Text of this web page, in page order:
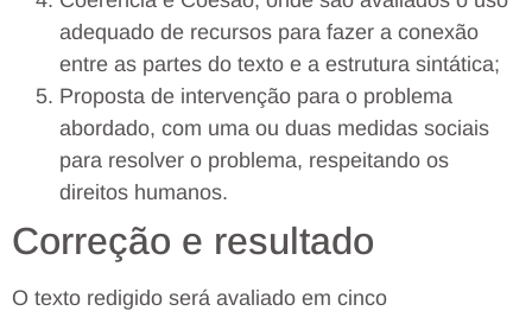
adequado de recursos para fazer a conexão
entre as partes do texto e a estrutura sintática;
Proposta de intervenção para o problema
abordado, com uma ou duas medidas sociais
para resolver o problema, respeitando os
direitos humanos.
Correção e resultado
O texto redigido será avaliado em cinco